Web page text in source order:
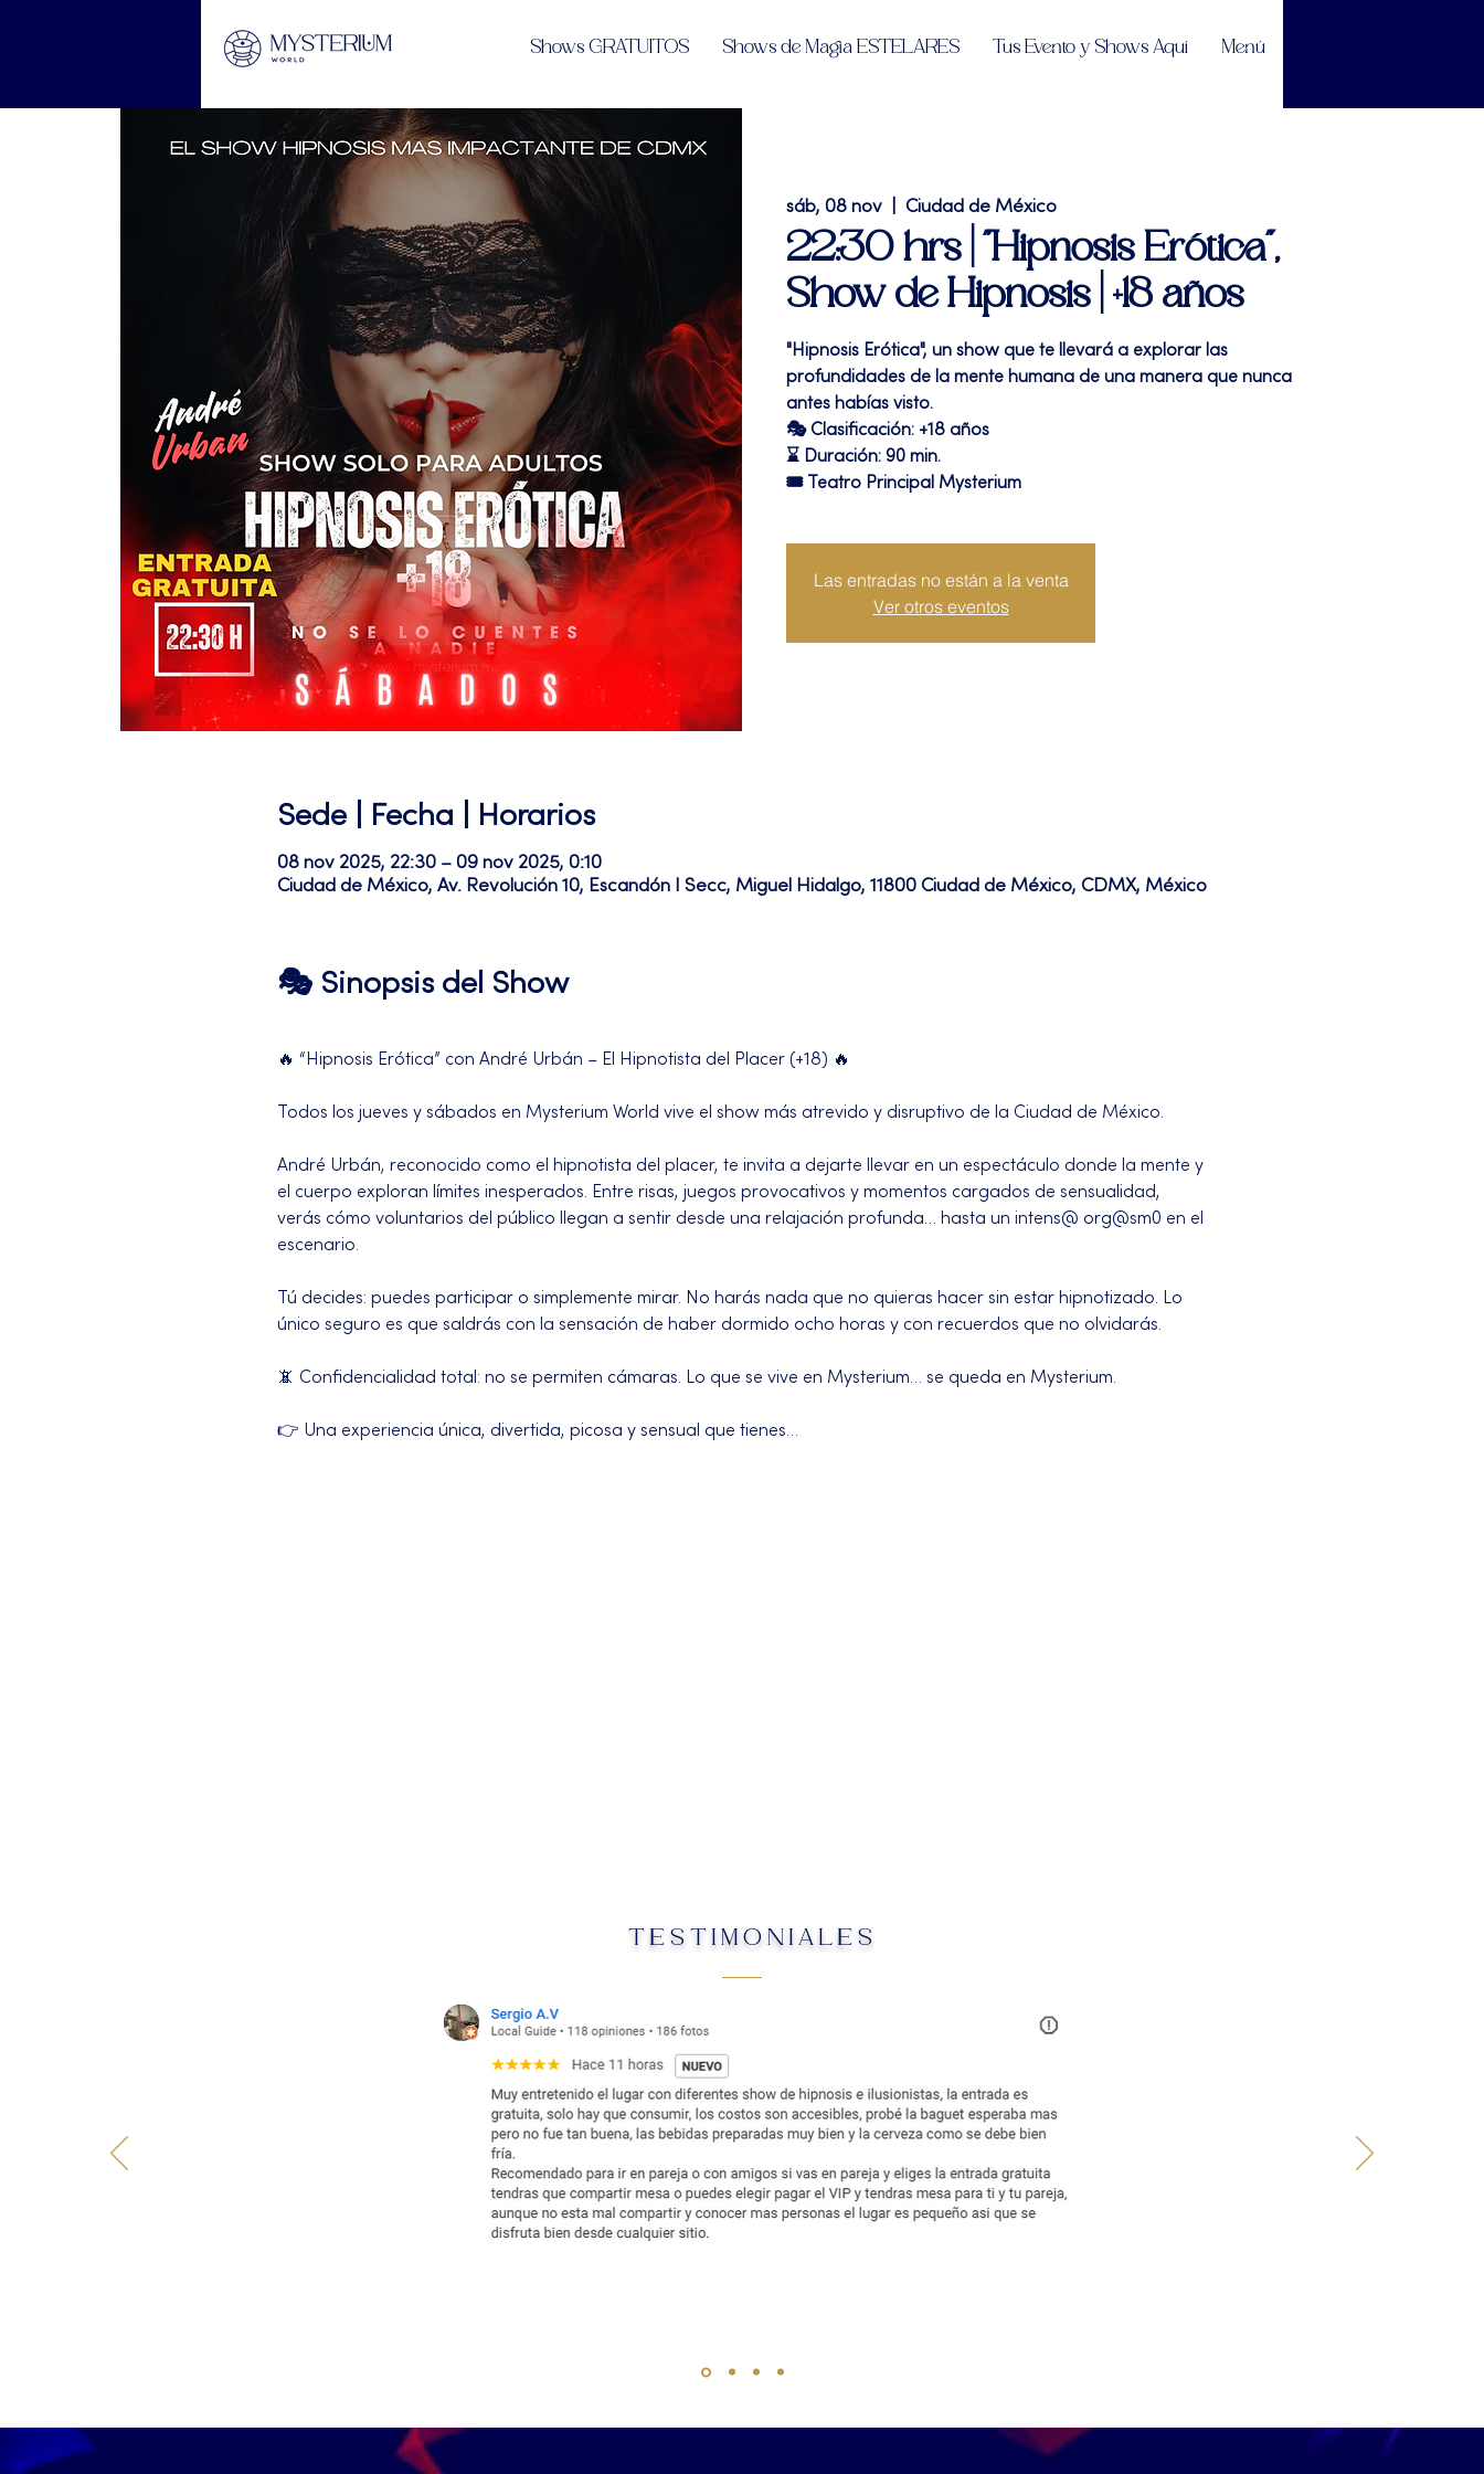
Shows GRATUITOS Shows de Magia ESTELARES Tus Evento y Shows Aquí Menú
sáb, 08 nov Ciudad de México
22:30 hrs | "Hipnosis Erótica",
Show de Hipnosis | +18 años
"Hipnosis Erótica", un show que te llevará a explorar las
profundidades de la mente humana de una manera que nunca
antes habías visto.
🎭 Clasificación: +18 años
⌛ Duración: 90 min.
🎟 Teatro Principal Mysterium
Las entradas no están a la venta
Ver otros eventos
Sede | Fecha | Horarios
08 nov 2025, 22:30 – 09 nov 2025, 0:10
Ciudad de México, Av. Revolución 10, Escandón I Secc, Miguel Hidalgo, 11800 Ciudad de México, CDMX, México
🎭 Sinopsis del Show
🔥 “Hipnosis Erótica” con André Urbán – El Hipnotista del Placer (+18) 🔥
Todos los jueves y sábados en Mysterium World vive el show más atrevido y disruptivo de la Ciudad de México.
André Urbán, reconocido como el hipnotista del placer, te invita a dejarte llevar en un espectáculo donde la mente y
el cuerpo exploran límites inesperados. Entre risas, juegos provocativos y momentos cargados de sensualidad,
verás cómo voluntarios del público llegan a sentir desde una relajación profunda… hasta un intens@ org@sm0 en el
escenario.
Tú decides: puedes participar o simplemente mirar. No harás nada que no quieras hacer sin estar hipnotizado. Lo
único seguro es que saldrás con la sensación de haber dormido ocho horas y con recuerdos que no olvidarás.
📵 Confidencialidad total: no se permiten cámaras. Lo que se vive en Mysterium… se queda en Mysterium.
👉 Una experiencia única, divertida, picosa y sensual que tienes…
TESTIMONIALES